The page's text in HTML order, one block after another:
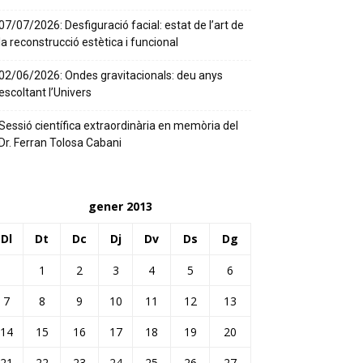
07/2026: Desfiguració facial: estat de l’art de
reconstrucció estètica i funcional
06/2026: Ondes gravitacionals: deu anys
l’Univers
científica extraordinària en memòria del
Ferran Tolosa Cabani
gener 2013
Dl Dt Dc Dj Dv Ds Dg
1 2 3 4 5
6
7
8 9 10 11 12
13
14
15 16 17 18 19
20